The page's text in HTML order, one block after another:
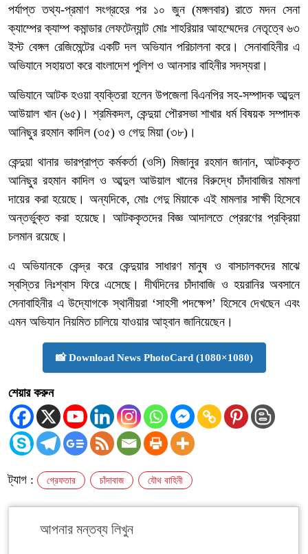
পর্যাপ্ত তথ্য-প্রমাণ সংগ্রহের পর ১০ জুন (মঙ্গলবার) রাতে মদন সেনা
ক্যাম্পের ক্যাম্প কমান্ডার লেফটেন্যান্ট মোঃ শাহরিয়ার আহম্মেদের নেতৃত্বে ৬৩
ইস্ট বেঙ্গল রেজিমেন্টের একটি দল অভিযান পরিচালনা করে। সেনাবাহিনীর এ
অভিযানে সহায়তা করে বাংলাদেশ পুলিশ ও আনসার বাহিনীর সদস্যরা।
অভিযানে আটক হওয়া ব্যক্তিরা হলেন উপজেলা বিএনপির সহ-সম্পাদক আব্দুল
আউয়াল খান (৬৫)। শ্রমিকদল, কেন্দুয়া পৌরসভা শাখার ধর্ম বিষয়ক সম্পাদক
আনিছুর রহমান কাদিল (৩৫) ও গেদু মিয়া (৩৮)।
কেন্দুয়া থানার ভারপ্রাপ্ত কর্মকর্তা (ওসি) মিজানুর রহমান জানান, আটককৃত
আনিছুর রহমান কাদিল ও আব্দুল আউয়াল খানের বিরুদ্ধে চাঁদাবাজির মামলা
দায়ের করা হয়েছে। অন্যদিকে, মোঃ গেদু মিয়াকে এই মামলার সাক্ষী হিসেবে
অন্তর্ভুক্ত করা হয়েছে। আটককৃতদের বিজ্ঞ আদালতে প্রেরণের প্রক্রিয়া
চলমান রয়েছে।
এ অভিযানকে কেন্দ্র করে কেন্দুয়ার সাধারণ মানুষ ও বাসচালকদের মাঝে
স্বস্তির নিঃশ্বাস ফিরে এসেছে। দীর্ঘদিনের চাঁদাবাজি ও হয়রানির অবসানে
সেনাবাহিনীর এ উদ্যোগকে স্থানীয়রা ‘সাহসী পদক্ষেপ’ হিসেবে দেখছেন এবং
এমন অভিযান নিয়মিত চালিয়ে যাওয়ার আহ্বান জানিয়েছেন।
📸 Download News PhotoCard (1080×1080)
শেয়ার করুন
ট্যাগ : গ্রেফতার চাঁদাবাজ যৌথ বাহিনী
আপনার মন্তব্য লিখুন